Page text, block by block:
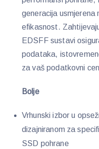
generacija usmjerena
efikasnost.
EDSFF sustavi
podataka,
za vaš podatkovni
Bolje
Vrhunski izbor u
dizajniranom za
SSD pohrane